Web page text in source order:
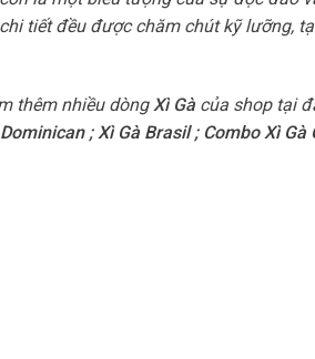
tiết đều được chăm chút kỹ lưỡng,
thêm nhiều dòng Xì Gàcủa shop tại
; Xì Gà Brasil; Combo Xì Gà